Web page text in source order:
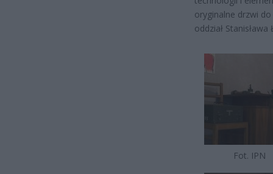
oryginalne drzwi
oddział
Fot. IPN